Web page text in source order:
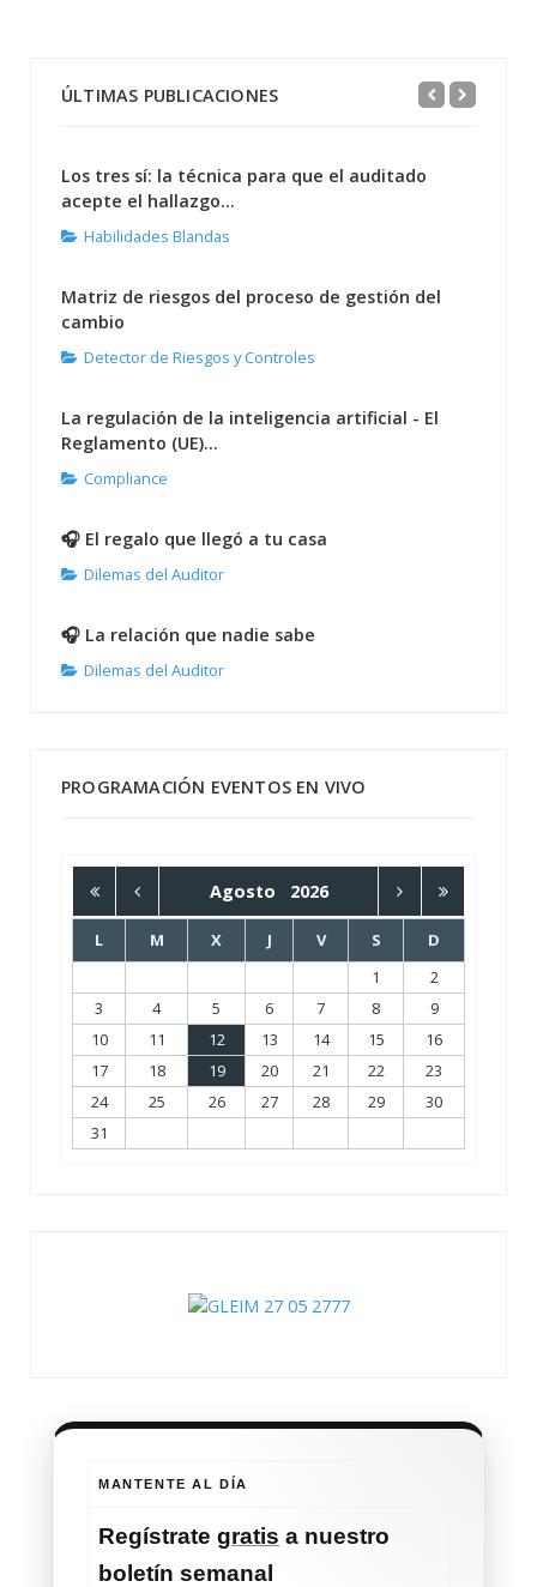
ÚLTIMAS PUBLICACIONES
Los tres sí: la técnica para que el auditado
acepte el hallazgo...
Habilidades Blandas
Matriz de riesgos del proceso de gestión del
cambio
Detector de Riesgos y Controles
La regulación de la inteligencia artificial - El
Reglamento (UE)...
Compliance
🎧 El regalo que llegó a tu casa
Dilemas del Auditor
🎧 La relación que nadie sabe
Dilemas del Auditor
PROGRAMACIÓN EVENTOS EN VIVO
Agosto 2026
L M X J V S
D
1
2
3
4 5 6 7 8
9
10
11 12 13 14 15
16
17
18 19 20 21 22
23
24
25 26 27 28 29
30
31
MANTENTE AL DÍA
Regístrate gratis a nuestro
boletín semanal